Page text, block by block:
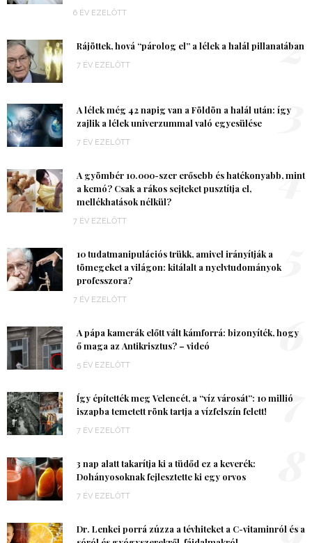
6 ÉV EZELŐTT
Rájöttek, hová “párolog el” a lélek a halál pillanatában
7 ÉV EZELŐTT 2
A lélek még 42 napig van a Földön a halál után: így
zajlik a lélek univerzummal való egyesülése
7 ÉV EZELŐTT
3
A gyömbér 10.000-szer erősebb és hatékonyabb, mint
a kemó? Csak a rákos sejteket pusztítja el,
mellékhatások nélkül?
7 ÉV EZELŐTT
4
10 tudatmanipulációs trükk, amivel irányítják a
tömegeket a világon: kitálalt a nyelvtudományok
professzora?
7 ÉV EZELŐTT
A pápa kamerák előtt vált kámforrá: bizonyíték, hogy
ő maga az Antikrisztus? – videó
5 ÉV EZELŐTT
6
Így építették meg Velencét, a “víz városát”: 10 millió
iszapba temetett rönk tartja a vízfelszín felett!
7 ÉV EZELŐTT
7
3 nap alatt takarítja ki a tüdőd ez a keverék:
Dohányosoknak fejlesztette ki egy orvos
7 ÉV EZELŐTT
Dr. Lenkei porrá zúzza a tévhiteket a C-vitaminról és a
9